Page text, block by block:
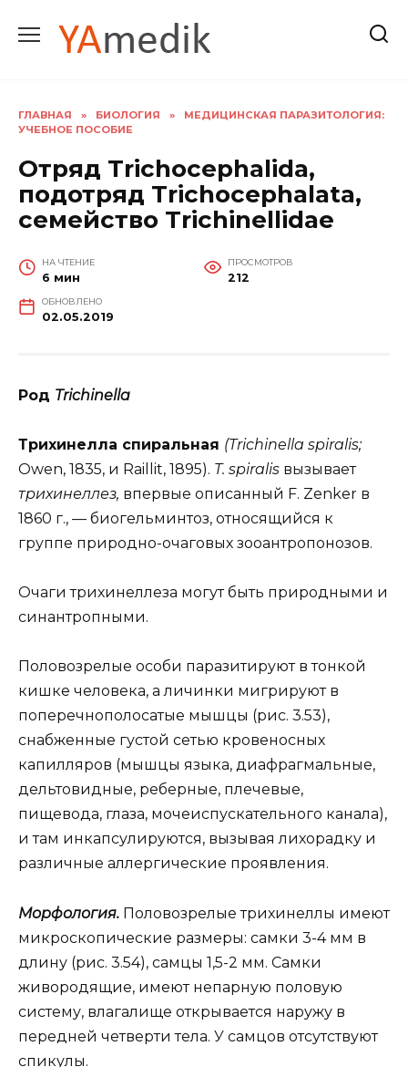
содержанию
ГЛАВНАЯ » БИОЛОГИЯ »
МЕДИЦИНСКАЯ ПАРАЗИТОЛОГИЯ:
УЧЕБНОЕ ПОСОБИЕ
Отряд Trichocephalida,
подотряд Trichocephalata,
семейство Trichinellidae
НА ЧТЕНИЕ
6 мин
ПРОСМОТРОВ
212
ОБНОВЛЕНО
02.05.2019
Род Trichinella
Трихинелла спиральная (Trichinella spiralis;
Owen, 1835, и Raillit, 1895). T. spiralis вызывает
трихинеллез, впервые описанный F. Zenker в
1860 г., — биогельминтоз, относящийся к
группе природно-очаговых зооантропонозов.
Очаги трихинеллеза могут быть природными и
синантропными.
Половозрелые особи паразитируют в тонкой
кишке человека, а личинки мигрируют в
поперечнополосатые мышцы (рис. 3.53),
снабженные густой сетью кровеносных
капилляров (мышцы языка, диафрагмальные,
дельтовидные, реберные, плечевые,
пищевода, глаза, мочеиспускательного канала),
и там инкапсулируются, вызывая лихорадку и
различные аллергические проявления.
Морфология. Половозрелые трихинеллы имеют
микроскопические размеры: самки 3-4 мм в
длину (рис. 3.54), самцы 1,5-2 мм. Самки
живородящие, имеют непарную половую
систему, влагалище открывается наружу в
передней четверти тела. У самцов отсутствуют
спикулы.